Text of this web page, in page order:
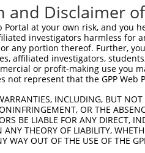
and Disclaimer
Portal at your own risk, and
investigators harmless for
any portion thereof. Further,
affiliated investigators,
or profit-making use you
not represent that the GPP
INCLUDING, BUT
OR THE
BE LIABLE FOR ANY DIRECT,
THEORY OF LIABILITY,
WAY OUT OF THE USE OF THE